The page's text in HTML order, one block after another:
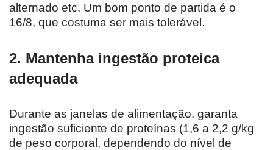
alternado etc. Um bom ponto de partida é o
16/8, que costuma ser mais tolerável.
2. Mantenha ingestão proteica
adequada
Durante as janelas de alimentação, garanta
ingestão suficiente de proteínas (1,6 a 2,2 g/kg
de peso corporal, dependendo do nível de